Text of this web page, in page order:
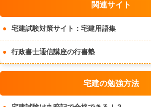
関連サイト
宅建試験対策サイト：宅建用語集
行政書士通信講座の行書塾
宅建の勉強方法